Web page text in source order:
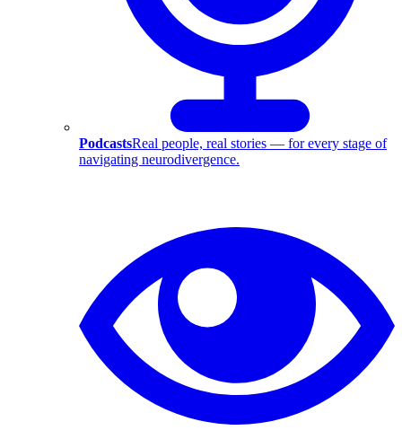
PodcastsReal people, real stories — for every stage of
navigating neurodivergence.